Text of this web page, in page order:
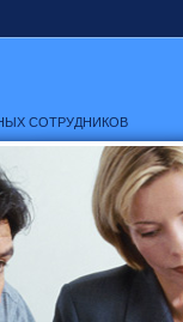
СОТРУДНИКОВ